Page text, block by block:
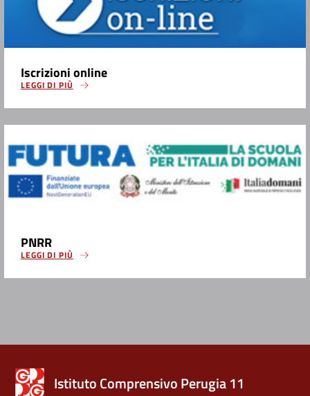
Iscrizioni online
LEGGI DI PIÙ
PNRR
LEGGI DI PIÙ
Istituto Comprensivo Perugia 11